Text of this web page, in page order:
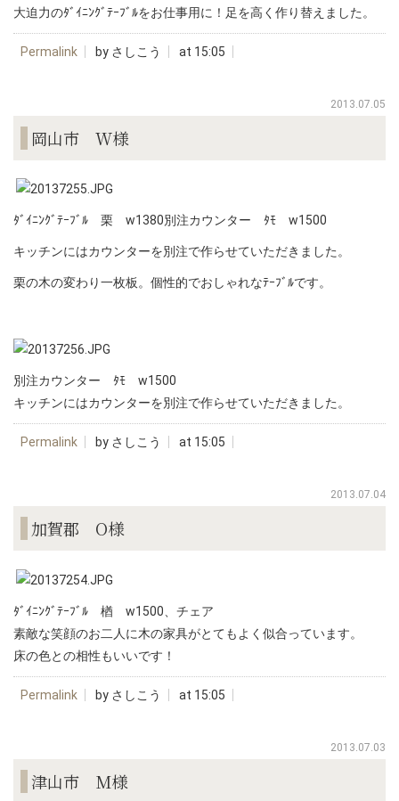
大迫力のﾀﾞｲﾆﾝｸﾞﾃｰﾌﾞﾙをお仕事用に！足を高く作り替えました。
Permalink by さしこう at 15:05
2013.07.05
岡山市 W様
ﾀﾞｲﾆﾝｸﾞﾃｰﾌﾞﾙ 栗 w1380別注カウンター ﾀﾓ w1500
キッチンにはカウンターを別注で作らせていただきました。
栗の木の変わり一枚板。個性的でおしゃれなﾃｰﾌﾞﾙです。
別注カウンター ﾀﾓ w1500
キッチンにはカウンターを別注で作らせていただきました。
Permalink by さしこう at 15:05
2013.07.04
加賀郡 O様
ﾀﾞｲﾆﾝｸﾞﾃｰﾌﾞﾙ 楢 w1500、チェア
素敵な笑顔のお二人に木の家具がとてもよく似合っています。
床の色との相性もいいです！
Permalink by さしこう at 15:05
2013.07.03
津山市 M様